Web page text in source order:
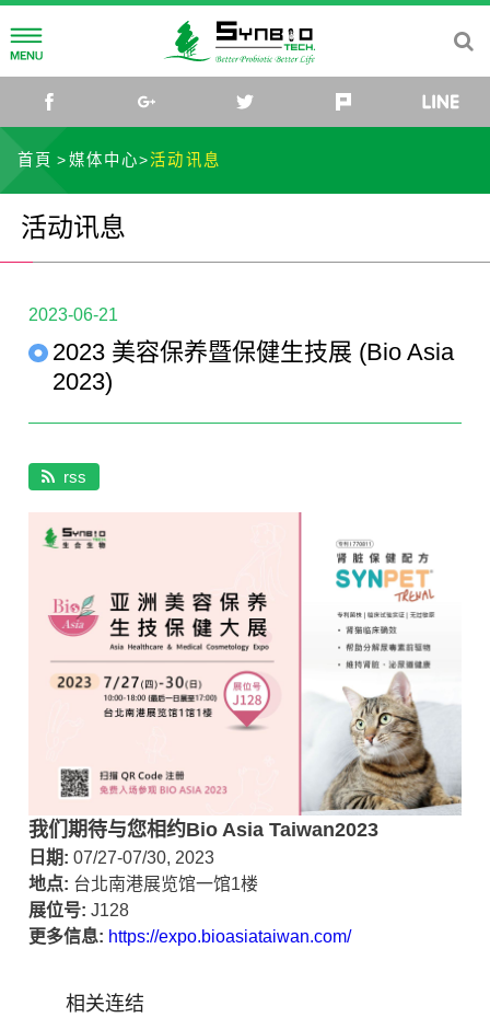
公司简介
生合集团
我们的使命
健康养殖
公司据点
益生菌研发
研发团队
无抗养殖
无抗养殖理念
解决方案
猪
水产
反刍动物
媒体中心
最新消息
活动讯息
影片
联络我们
facebook google+
首頁 媒体中心 活动讯息
活动讯息
2023-06-21
2023 美容保养暨保健生技展 (Bio Asia
2023)
rss
我们期待与您相约Bio Asia Taiwan2023
日期: 07/27-07/30, 2023
地点: 台北南港展览馆一馆1楼
展位号: J128
更多信息: https://expo.bioasiataiwan.com/
相关连结